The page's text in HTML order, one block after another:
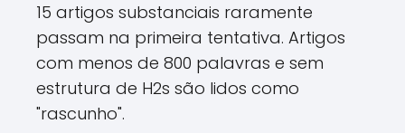
15 artigos substanciais raramente
passam na primeira tentativa. Artigos
com menos de 800 palavras e sem
estrutura de H2s são lidos como
"rascunho".